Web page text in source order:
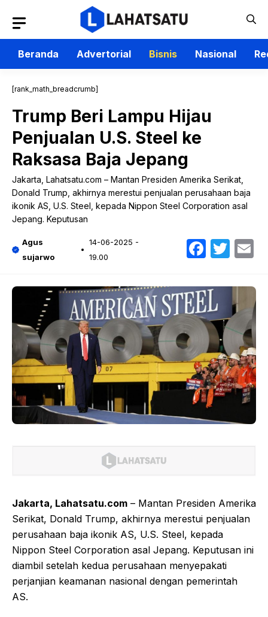
isi
Beranda
Advertorial Bisnis Nasional
[rank_math_breadcrumb]
Trump Beri Lampu Hijau
Penjualan U.S. Steel ke
Raksasa Baja Jepang
Jakarta, Lahatsatu.com – Mantan Presiden Amerika Serikat,
Donald Trump, akhirnya merestui penjualan perusahaan baja
ikonik AS, U.S. Steel, kepada Nippon Steel Corporation asal
Jepang. Keputusan
Agus
sujarwo
14-06-2025 -
19.00
Jakarta, Lahatsatu.com – Mantan Presiden Amerika
Serikat, Donald Trump, akhirnya merestui penjualan
perusahaan baja ikonik AS, U.S. Steel, kepada
Nippon Steel Corporation asal Jepang. Keputusan ini
diambil setelah kedua perusahaan menyepakati
perjanjian keamanan nasional dengan pemerintah
AS.